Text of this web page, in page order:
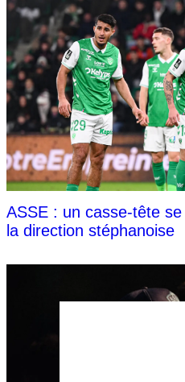
ASSE : un casse-tête
la direction stéphanoise